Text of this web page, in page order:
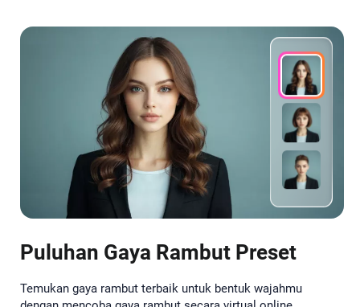
Puluhan Gaya Rambut Preset
Temukan gaya rambut terbaik untuk bentuk wajahmu